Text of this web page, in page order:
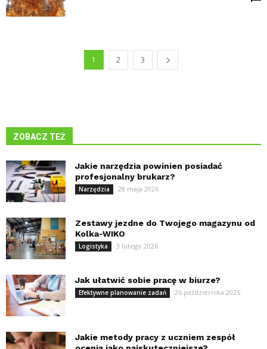
1 2 3
ZOBACZ TEŻ
Jakie narzędzia powinien posiadać
profesjonalny brukarz?
Narzędzia 28 maja 2026
Zestawy jezdne do Twojego magazynu od
Kolka-WIKO
Logistyka 3 lutego 2026
Jak ułatwić sobie pracę w biurze?
Efektywne planowanie zadań 26 października 2025
Jakie metody pracy z uczniem zespół